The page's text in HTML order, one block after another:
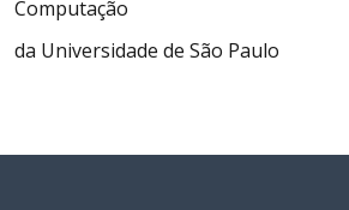
Computação
da Universidade de São Paulo